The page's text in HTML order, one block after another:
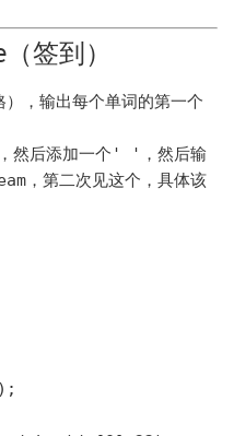
签到）
），输出每个单词的第一个
然后添加一个 ' ' ，然后输
，第二次见这个，具体该